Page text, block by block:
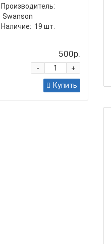
Производитель:
Swanson
Наличие: 19 шт.
500р.
+
-
Купить